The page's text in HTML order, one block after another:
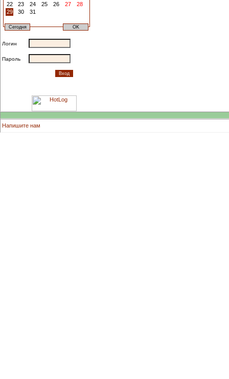
22
23 24 25 26 27
28
29
30 31
Логин
Пароль
Напишите нам